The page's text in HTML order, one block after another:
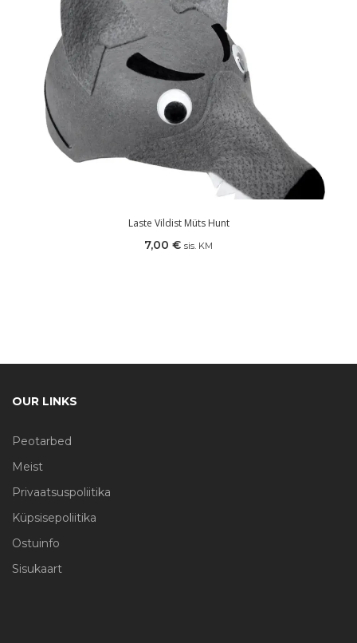
Laste Vildist Müts Hunt
7,00 € sis. KM
OUR LINKS
Peotarbed
Meist
Privaatsuspoliitika
Küpsisepoliitika
Ostuinfo
Sisukaart